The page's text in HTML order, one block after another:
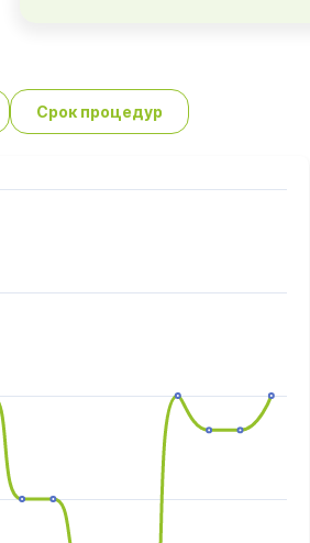
Срок процедур